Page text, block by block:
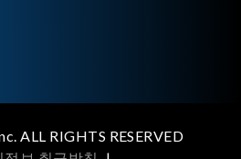
ALL RIGHTS RESERVED